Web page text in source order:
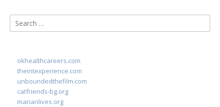
Search
for:
okhealthcareers.com
theintexperience.com
unboundedthefilm.com
catfriends-bg.org
marianlives.org